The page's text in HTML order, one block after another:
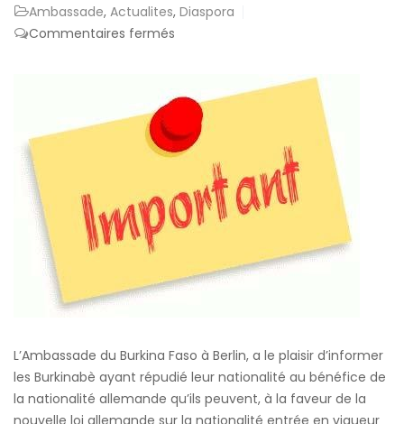
Ambassade, Actualites, Diaspora
Commentaires fermés
la
nationalité
Burkinabé
L’Ambassade du Burkina Faso à Berlin, a le plaisir d’informer
les Burkinabè ayant répudié leur nationalité au bénéfice de
la nationalité allemande qu’ils peuvent, à la faveur de la
nouvelle loi allemande sur la nationalité entrée en vigueur